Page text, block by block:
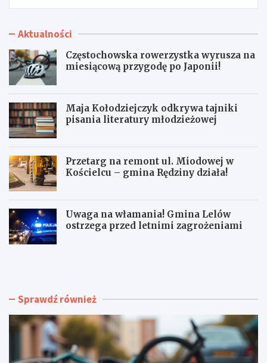
Aktualności
Częstochowska rowerzystka wyrusza na
miesiącową przygodę po Japonii!
Maja Kołodziejczyk odkrywa tajniki
pisania literatury młodzieżowej
Przetarg na remont ul. Miodowej w
Kościelcu – gmina Rędziny działa!
Uwaga na włamania! Gmina Lelów
ostrzega przed letnimi zagrożeniami
C
o
h
o
M
o
o
d
Sprawdź również